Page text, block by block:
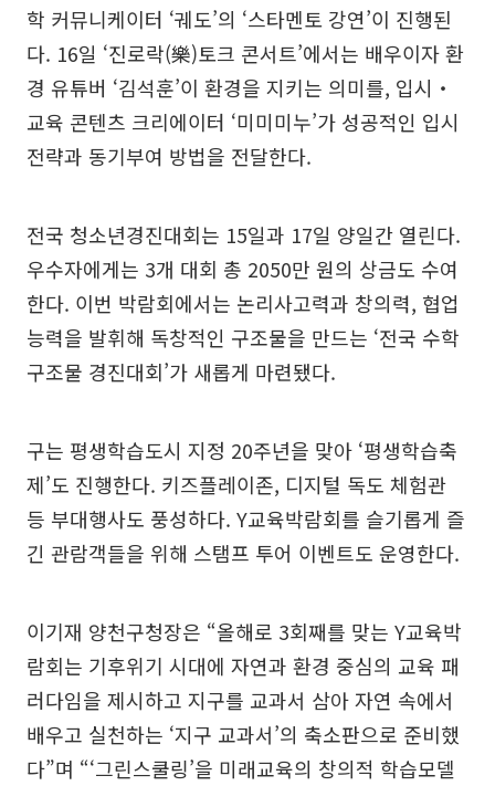
학 커뮤니케이터 ‘궤도’의 ‘스타멘토 강연’이 진행된
다. 16일 ‘진로락(樂)토크 콘서트’에서는 배우이자 환
경 유튜버 ‘김석훈’이 환경을 지키는 의미를, 입시‧
교육 콘텐츠 크리에이터 ‘미미미누’가 성공적인 입시
전략과 동기부여 방법을 전달한다.
전국 청소년경진대회는 15일과 17일 양일간 열린다.
우수자에게는 3개 대회 총 2050만 원의 상금도 수여
한다. 이번 박람회에서는 논리사고력과 창의력, 협업
능력을 발휘해 독창적인 구조물을 만드는 ‘전국 수학
구조물 경진대회’가 새롭게 마련됐다.
구는 평생학습도시 지정 20주년을 맞아 ‘평생학습축
제’도 진행한다. 키즈플레이존, 디지털 독도 체험관
등 부대행사도 풍성하다. Y교육박람회를 슬기롭게 즐
긴 관람객들을 위해 스탬프 투어 이벤트도 운영한다.
이기재 양천구청장은 “올해로 3회째를 맞는 Y교육박
람회는 기후위기 시대에 자연과 환경 중심의 교육 패
러다임을 제시하고 지구를 교과서 삼아 자연 속에서
배우고 실천하는 ‘지구 교과서’의 축소판으로 준비했
다”며 “‘그린스쿨링’을 미래교육의 창의적 학습모델